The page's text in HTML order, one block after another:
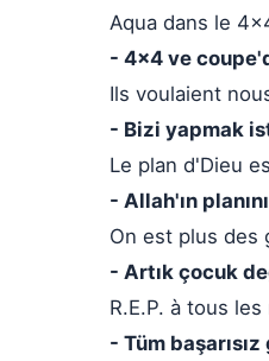
Aqua dans le
- 4x4 ve
Ils voulaient
- Bizi yapmak
Le plan d'Dieu
- Allah'ın
On est plus des
- Artık çocuk
R.E.P. à tous
- Tüm